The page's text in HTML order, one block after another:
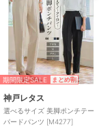
期間限定SALE まとめ割
神戸レタス
選べるサイズ 美脚ポンチテー
パードパンツ [M4277]